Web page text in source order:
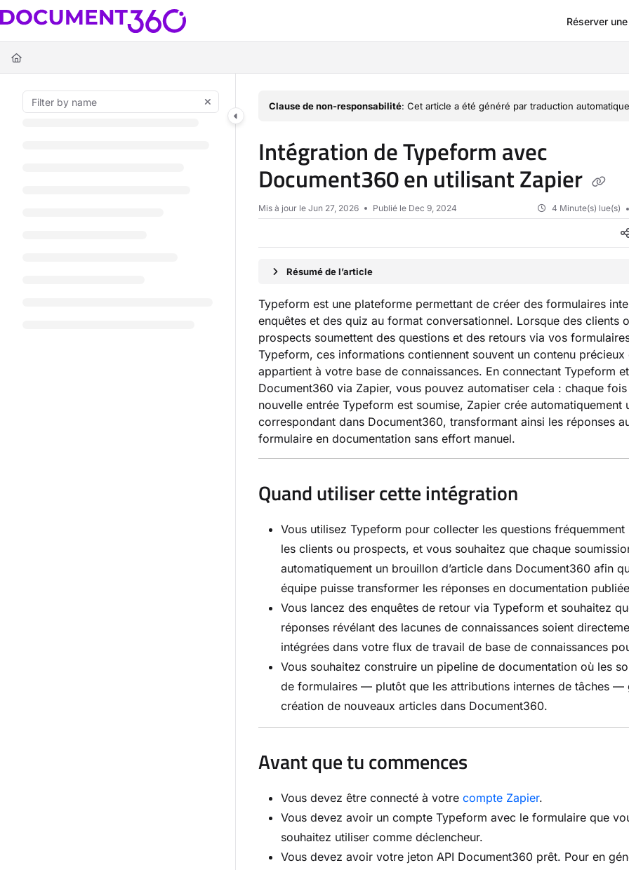
Documentation Index
Fetch the complete documentation index at:
Use this file to discover all available pages before exploring further.
Réserver
Clause de non-responsabilité: Cet article a été généré par traduction
Intégration de Typeform avec
Document360 en utilisant Zapier
Mis à jour le Jun 27, 2026 Publié le Dec 9, 2024 4 Minute(s) lue(s)
Résumé de l’article
Typeform est une plateforme permettant de créer des formulaires
enquêtes et des quiz au format conversationnel. Lorsque des clients
prospects soumettent des questions et des retours via vos
Typeform, ces informations contiennent souvent un contenu précieux
appartient à votre base de connaissances. En connectant Typeform et
Document360 via Zapier, vous pouvez automatiser cela : chaque fois
nouvelle entrée Typeform est soumise, Zapier crée automatiquement
correspondant dans Document360, transformant ainsi les réponses
formulaire en documentation sans effort manuel.
Quand utiliser cette intégration
Vous utilisez Typeform pour collecter les questions fréquemment
les clients ou prospects, et vous souhaitez que chaque
automatiquement un brouillon d’article dans Document360 afin
équipe puisse transformer les réponses en documentation
Vous lancez des enquêtes de retour via Typeform et souhaitez
réponses révélant des lacunes de connaissances soient
intégrées dans votre flux de travail de base de connaissances
Vous souhaitez construire un pipeline de documentation où les
de formulaires — plutôt que les attributions internes de tâches —
création de nouveaux articles dans Document360.
Avant que tu commences
Vous devez être connecté à votre compte Zapier.
Vous devez avoir un compte Typeform avec le formulaire que
souhaitez utiliser comme déclencheur.
Vous devez avoir votre jeton API Document360 prêt. Pour en